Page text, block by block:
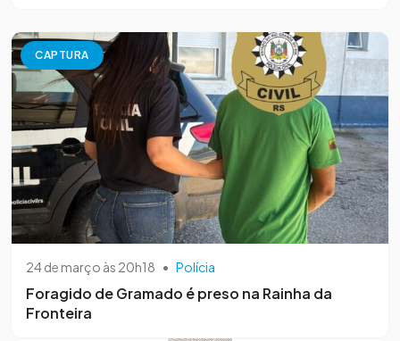
CAPTURA
24 de março às 20h18 • Polícia
Foragido de Gramado é preso na Rainha da
Fronteira